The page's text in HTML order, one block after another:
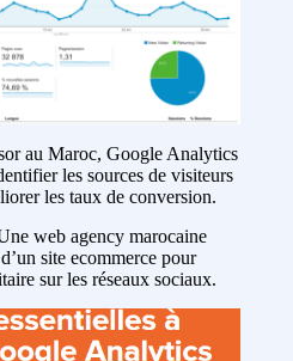
au Maroc, Google Analytics
les sources de visiteurs
les taux de conversion.
web agency marocaine
site ecommerce pour
sur les réseaux sociaux.